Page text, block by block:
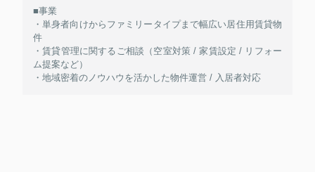
■事業
・単身者向けからファミリータイプまで幅広い居住用賃貸物
件
・賃貸管理に関するご相談（空室対策 / 家賃設定 / リフォー
ム提案など）
・地域密着のノウハウを活かした物件運営 / 入居者対応